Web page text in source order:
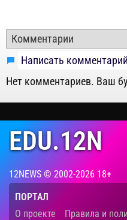
Написать комментарий
Нет комментариев. Ваш
EDU.12N
12NEWS © 2002-2026 18+
ПОРТАЛ
О проекте
Правила и